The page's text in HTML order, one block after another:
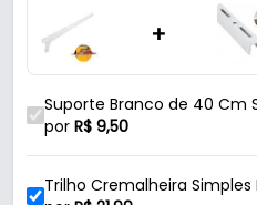
Fabricado em Aço
pintura epóxi brilhante, é
uso diário. Suporta 25 kg.
Características:
- Modelo: Sem Aba
+
Suporte Branco de 40 Cm
Cremalheira
por R$ 9,50
Trilho Cremalheira Simples